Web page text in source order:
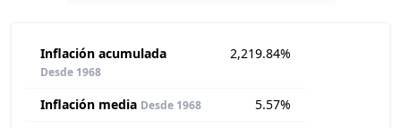
Inflación acumulada
Desde 1968
2,219.84%
Inflación media Desde 1968
5.57%